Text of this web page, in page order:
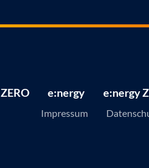
ZERO e:nergy e:nergy
Impressum